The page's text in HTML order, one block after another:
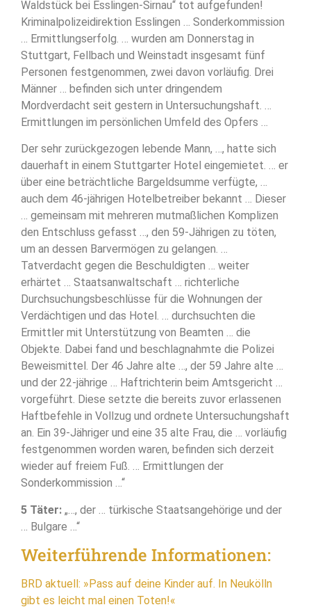
Waldstück bei Esslingen-Sirnau“ tot aufgefunden!
Kriminalpolizeidirektion Esslingen … Sonderkommission
… Ermittlungserfolg. … wurden am Donnerstag in
Stuttgart, Fellbach und Weinstadt insgesamt fünf
Personen festgenommen, zwei davon vorläufig. Drei
Männer … befinden sich unter dringendem
Mordverdacht seit gestern in Untersuchungshaft. …
Ermittlungen im persönlichen Umfeld des Opfers …
Der sehr zurückgezogen lebende Mann, …, hatte sich
dauerhaft in einem Stuttgarter Hotel eingemietet. … er
über eine beträchtliche Bargeldsumme verfügte, …
auch dem 46-jährigen Hotelbetreiber bekannt … Dieser
… gemeinsam mit mehreren mutmaßlichen Komplizen
den Entschluss gefasst …, den 59-Jährigen zu töten,
um an dessen Barvermögen zu gelangen. …
Tatverdacht gegen die Beschuldigten … weiter
erhärtet … Staatsanwaltschaft … richterliche
Durchsuchungsbeschlüsse für die Wohnungen der
Verdächtigen und das Hotel. … durchsuchten die
Ermittler mit Unterstützung von Beamten … die
Objekte. Dabei fand und beschlagnahmte die Polizei
Beweismittel. Der 46 Jahre alte …, der 59 Jahre alte …
und der 22-jährige … Haftrichterin beim Amtsgericht …
vorgeführt. Diese setzte die bereits zuvor erlassenen
Haftbefehle in Vollzug und ordnete Untersuchungshaft
an. Ein 39-Jähriger und eine 35 alte Frau, die … vorläufig
festgenommen worden waren, befinden sich derzeit
wieder auf freiem Fuß. … Ermittlungen der
Sonderkommission …“
5 Täter: „…, der … türkische Staatsangehörige und der
… Bulgare …“
Weiterführende Informationen:
BRD aktuell: »Pass auf deine Kinder auf. In Neukölln
gibt es leicht mal einen Toten!«